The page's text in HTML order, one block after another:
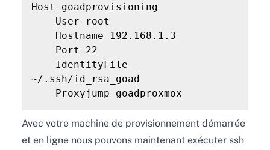
Host goadprovisioning
~/.ssh/id_rsa_goad
Avec votre machine de provisionnement démarrée
et en ligne nous pouvons maintenant exécuter ssh